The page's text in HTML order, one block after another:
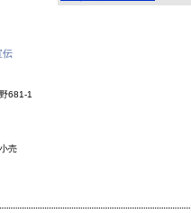
伝
681-1
売